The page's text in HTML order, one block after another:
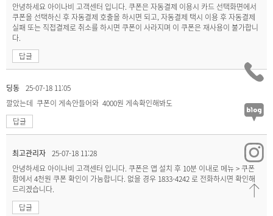
안녕하세요 아이나비 고객센터 입니다. 쿠폰은 자동결제 이용시 카드 선택화면에서
쿠폰을 선택하신 후 자동결제 호출을 하시면 되고, 자동결제 택시 이용 후 자동결제
실패 또는 직접결제로 취소를 하시면 쿠폰이 사라지며 이 쿠폰은 재사용이 불가합니
다.
답글
딩동 25-07-18 11:05
깔았는데 쿠폰이 게속안들어와 4000원 게속확인해봐도
답글
최고관리자 25-07-18 11:28
안녕하세요 아이나비 고객센터 입니다. 쿠폰은 앱 설치 후 10분 이내로 메뉴 > 쿠폰
함에서 4천원 쿠폰 확인이 가능합니다. 없을 경우 1833-4242 로 전화하시면 확인해
드리겠습니다.
답글